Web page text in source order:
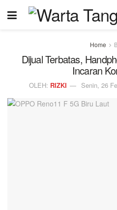
Home
Dijual Terbatas,
Incaran
OLEH: RIZKI Senin, 26